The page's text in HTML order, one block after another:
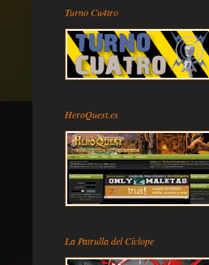
Turno Cu4tro
HeroQuest.es
La Patrulla del Cíclope